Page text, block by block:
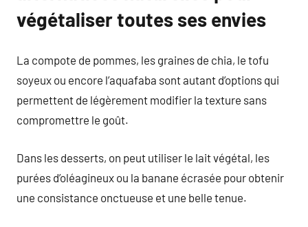
végétaliser toutes ses envies
La compote de pommes, les graines de chia, le tofu
soyeux ou encore l’aquafaba sont autant d’options qui
permettent de légèrement modifier la texture sans
compromettre le goût.
Dans les desserts, on peut utiliser le lait végétal, les
purées d’oléagineux ou la banane écrasée pour obtenir
une consistance onctueuse et une belle tenue.